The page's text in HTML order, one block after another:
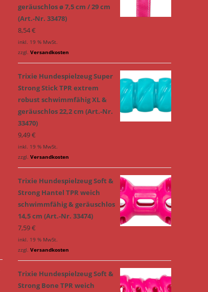
geräuschlos ø 7,5 cm / 29 cm
(Art.-Nr. 33478)
8,54€
inkl. 19 % MwSt.
zzgl. Versandkosten
Trixie Hundespielzeug Super
Strong Stick TPR extrem
robust schwimmfähig XL &
geräuschlos 22,2 cm (Art.-Nr.
33470)
9,49€
inkl. 19 % MwSt.
zzgl. Versandkosten
Trixie Hundespielzeug Soft &
Strong Hantel TPR weich
schwimmfähig & geräuschlos
14,5 cm (Art.-Nr. 33474)
7,59€
inkl. 19 % MwSt.
zzgl. Versandkosten
Trixie Hundespielzeug Soft &
Strong Bone TPR weich